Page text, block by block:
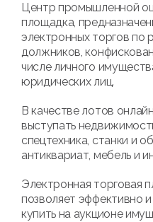
Центр промышленной
площадка,
электронных торгов по
должников,
числе личного
юридических лиц.
В качестве лотов
выступать
спецтехника, станки и
антиквариат, мебель и
Электронная торговая
позволяет эффективно
купить на аукционе